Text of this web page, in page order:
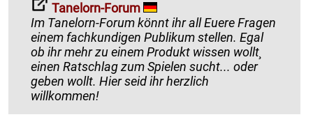
Tanelorn-Forum
Im Tanelorn-Forum könnt ihr all Euere Fragen
einem fachkundigen Publikum stellen. Egal
ob ihr mehr zu einem Produkt wissen wollt¸
einen Ratschlag zum Spielen sucht... oder
geben wollt. Hier seid ihr herzlich
willkommen!